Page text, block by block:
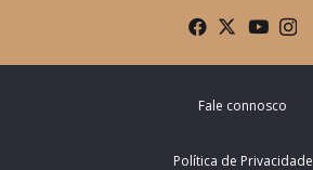
Fale connosco
Política de Privacidade